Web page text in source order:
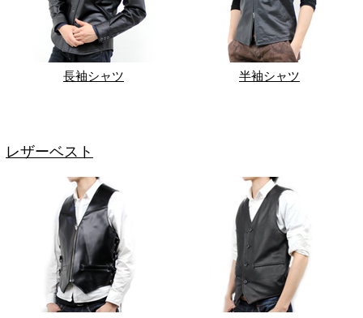
長袖シャツ 半袖シャツ
レザーベスト